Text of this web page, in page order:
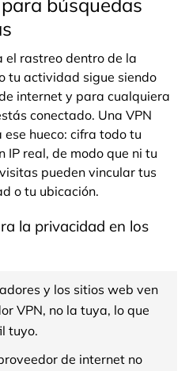
búsquedas
el rastreo dentro de la
tu actividad sigue siendo
internet y para cualquiera
conectado. Una VPN
hueco: cifra todo tu
real, de modo que ni tu
pueden vincular tus
o tu ubicación.
la privacidad en los
y los sitios web ven
VPN, no la tuya, lo que
tuyo.
de internet no